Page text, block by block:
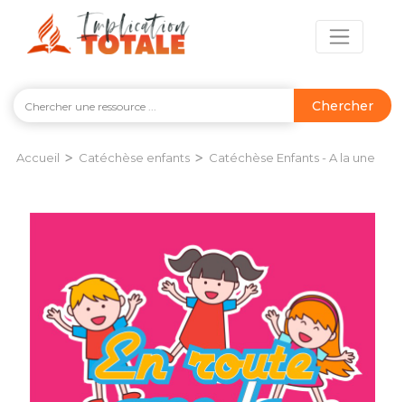
Chercher
Accueil > Catéchèse enfants > Catéchèse Enfants - A la une